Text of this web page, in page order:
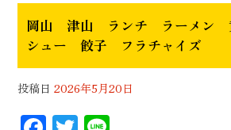
岡山 津山 ランチ ラーメン
シュー 餃子 フラチャイズ
投稿日 2026年5月20日